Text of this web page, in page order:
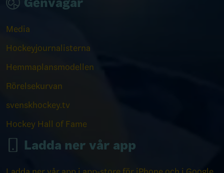
Media
Hockeyjournalisterna
Hemmaplansmodellen
Rörelsekurvan
svenskhockey.tv
Hockey Hall of Fame
Ladda ner vår app